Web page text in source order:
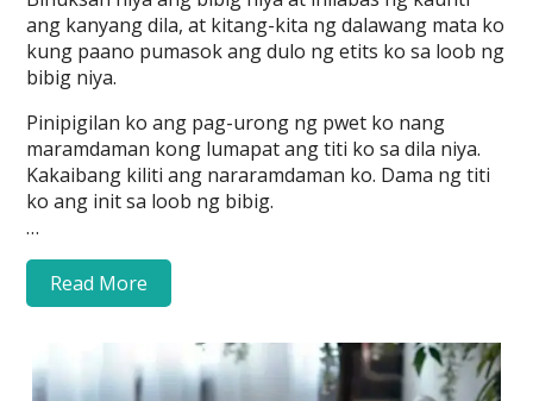
ang kanyang dila, at kitang-kita ng dalawang mata ko
kung paano pumasok ang dulo ng etits ko sa loob ng
bibig niya.
Pinipigilan ko ang pag-urong ng pwet ko nang
maramdaman kong lumapat ang titi ko sa dila niya.
Kakaibang kiliti ang nararamdaman ko. Dama ng titi
ko ang init sa loob ng bibig.
…
Read More